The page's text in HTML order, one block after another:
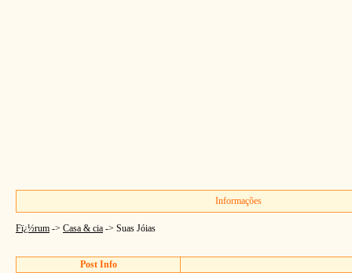
Informações
Fï¿½rum -> Casa & cia -> Suas Jóias
Post Info